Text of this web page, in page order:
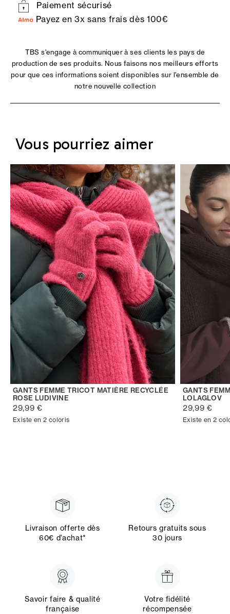
Paiement sécurisé
Payez en 3x sans frais dès 100€
TBS s'engage à communiquer à ses clients les pays de
production de ses produits. Nous faisons nos meilleurs efforts
pour que ces informations soient disponibles sur l'ensemble de
notre nouvelle collection
Vous pourriez aimer
GANTS FEMME TRICOT MATIÈRE RECYCLÉE
ROSE LUDIVINE
29,99 €
Existe en 2 coloris
GANTS
LOLAGLOV
29,99 €
Existe en 2
Livraison offerte dès
60€ d’achat*
Retours gratuits sous
30 jours
Savoir faire & qualité
française
Votre fidélité
récompensée